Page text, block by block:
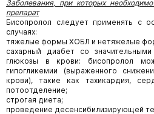
Заболевания, при которых
препарат
Бисопролол следует применять с
случаях:
тяжелые формы ХОБЛ и нетяжелые
сахарный диабет со
глюкозы в крови: бисопролол
гипогликемии (выраженного
крови), такие как тахикардия,
потоотделение;
строгая диета;
проведение десенсибилизирующей